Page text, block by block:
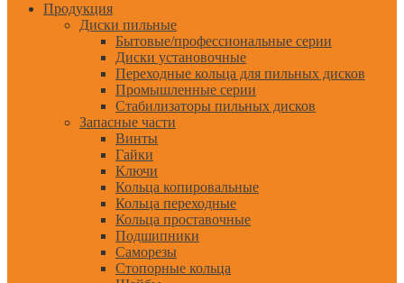
Продукция
Диски пильные
Бытовые/профессиональные серии
Диски установочные
Переходные кольца для пильных дисков
Промышленные серии
Стабилизаторы пильных дисков
Запасные части
Винты
Гайки
Ключи
Кольца копировальные
Кольца переходные
Кольца проставочные
Подшипники
Саморезы
Стопорные кольца